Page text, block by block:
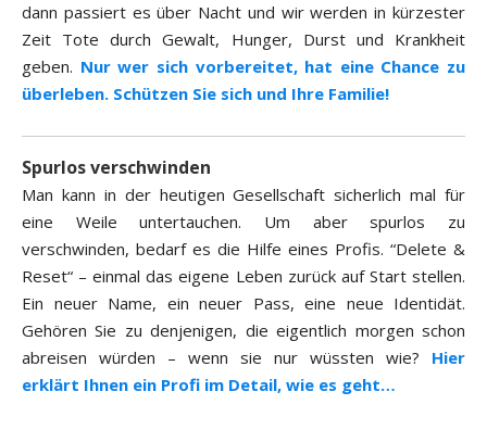
dann passiert es über Nacht und wir werden in kürzester
Zeit Tote durch Gewalt, Hunger, Durst und Krankheit
geben. Nur wer sich vorbereitet, hat eine Chance zu
überleben. Schützen Sie sich und Ihre Familie!
Spurlos verschwinden
Man kann in der heutigen Gesellschaft sicherlich mal für
eine Weile untertauchen. Um aber spurlos zu
verschwinden, bedarf es die Hilfe eines Profis. “Delete &
Reset“ – einmal das eigene Leben zurück auf Start stellen.
Ein neuer Name, ein neuer Pass, eine neue Identidät.
Gehören Sie zu denjenigen, die eigentlich morgen schon
abreisen würden – wenn sie nur wüssten wie? Hier
erklärt Ihnen ein Profi im Detail, wie es geht…